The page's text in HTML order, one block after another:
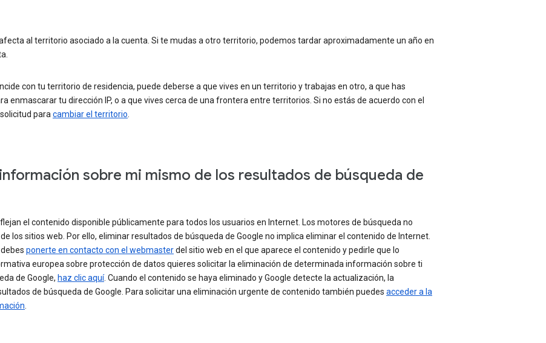
al territorio asociado a la cuenta. Si te mudas a otro territorio, podemos tardar aproximadamente un año en
con tu territorio de residencia, puede deberse a que vives en un territorio y trabajas en otro, a que has
enmascarar tu dirección IP, o a que vives cerca de una frontera entre territorios. Si no estás de acuerdo con el
para cambiar el territorio
sobre mi mismo de los resultados de búsqueda de
el contenido disponible públicamente para todos los usuarios en Internet. Los motores de búsqueda no
los sitios web. Por ello, eliminar resultados de búsqueda de Google no implica eliminar el contenido de Internet.
ponerte en contacto con el webmasterdel sitio web en el que aparece el contenido y pedirle que lo
europea sobre protección de datos quieres solicitar la eliminación de determinada información sobre ti
de Google, haz clic aquí. Cuando el contenido se haya eliminado y Google detecte la actualización, la
de búsqueda de Google. Para solicitar una eliminación urgente de contenido también puedes acceder a la